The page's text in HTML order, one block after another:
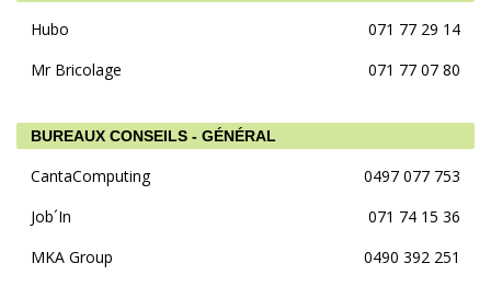
Hubo
071 77 29 14
Mr Bricolage
071 77 07 80
BUREAUX CONSEILS - GÉNÉRAL
CantaComputing
0497 077 753
Job´In
071 74 15 36
MKA Group
0490 392 251